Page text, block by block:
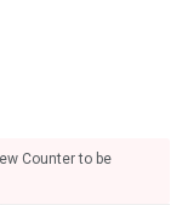
Counter to be